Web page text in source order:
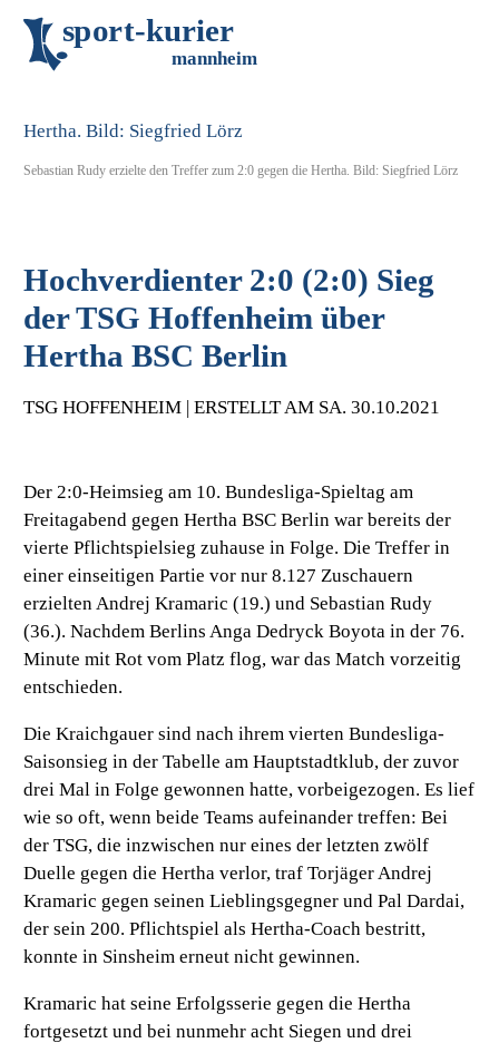
sport-kurier
mannheim
Sebastian Rudy erzielte den Treffer zum 2:0 gegen die Hertha. Bild: Siegfried Lörz
Hochverdienter 2:0 (2:0) Sieg
der TSG Hoffenheim über
Hertha BSC Berlin
TSG HOFFENHEIM | ERSTELLT AM SA. 30.10.2021
Der 2:0-Heimsieg am 10. Bundesliga-Spieltag am
Freitagabend gegen Hertha BSC Berlin war bereits der
vierte Pflichtspielsieg zuhause in Folge. Die Treffer in
einer einseitigen Partie vor nur 8.127 Zuschauern
erzielten Andrej Kramaric (19.) und Sebastian Rudy
(36.). Nachdem Berlins Anga Dedryck Boyota in der 76.
Minute mit Rot vom Platz flog, war das Match vorzeitig
entschieden.
Die Kraichgauer sind nach ihrem vierten Bundesliga-
Saisonsieg in der Tabelle am Hauptstadtklub, der zuvor
drei Mal in Folge gewonnen hatte, vorbeigezogen. Es lief
wie so oft, wenn beide Teams aufeinander treffen: Bei
der TSG, die inzwischen nur eines der letzten zwölf
Duelle gegen die Hertha verlor, traf Torjäger Andrej
Kramaric gegen seinen Lieblingsgegner und Pal Dardai,
der sein 200. Pflichtspiel als Hertha-Coach bestritt,
konnte in Sinsheim erneut nicht gewinnen.
Kramaric hat seine Erfolgsserie gegen die Hertha
fortgesetzt und bei nunmehr acht Siegen und drei